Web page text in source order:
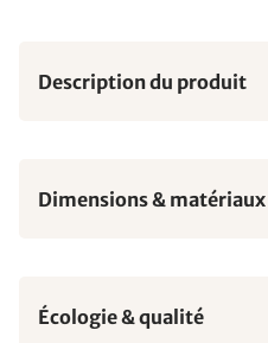
Description du produit
Dimensions & matériaux
Écologie & qualité